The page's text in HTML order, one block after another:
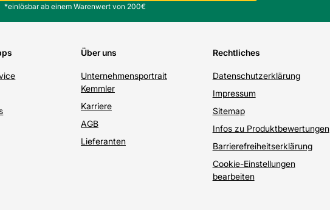
*einlösbar ab einem Warenwert von 200€
Über uns
Unternehmensportrait
Kemmler
Karriere
AGB
Lieferanten
Rechtliches
Datenschutzerklärung
Impressum
Sitemap
Infos zu Produktbewertungen
Barrierefreiheitserklärung
Cookie-Einstellungen
bearbeiten